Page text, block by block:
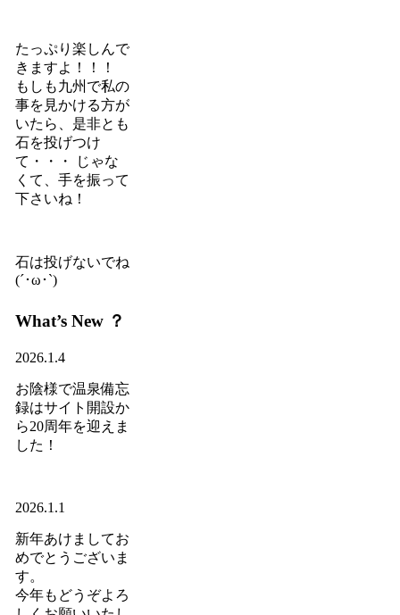
たっぷり楽しんで
きますよ！！！
もしも九州で私の
事を見かける方が
いたら、是非とも
石を投げつけ
て・・・ じゃな
くて、手を振って
下さいね！
石は投げないでね
(´･ω･`)
What’s New ？
2026.1.4
お陰様で温泉備忘
録はサイト開設か
ら20周年を迎えま
した！
2026.1.1
新年あけましてお
めでとうございま
す。
今年もどうぞよろ